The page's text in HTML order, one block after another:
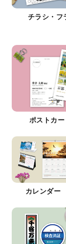
チラシ・フ
ポストカ
カレンダー